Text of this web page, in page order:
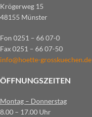
Krögerweg 15
48155 Münster
Fon 0251 – 66 07-0
Fax 0251 – 66 07-50
info@hoette-grosskuechen.de
ÖFFNUNGSZEITEN
Montag – Donnerstag
8.00 – 17.00 Uhr